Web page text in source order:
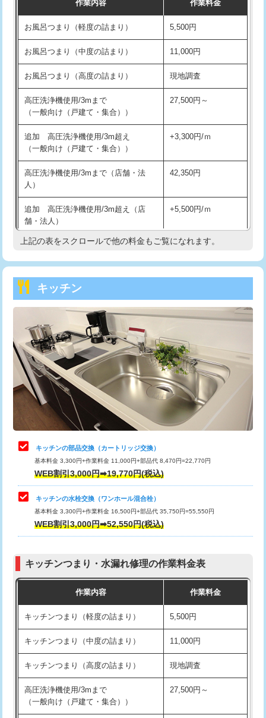
交換・取付（温水洗浄便座） 16,500円+材料費
交換・取付(単水栓（壁付・デッキ
式）)
13,200円+材料費
交換・取付(混合水栓（壁付・デッキ
式・ワンホール）)
16,500円+材料費
交換・取付(排水栓・排水トラップ
（P/S/ポップアップ））
22,000円+材料費
交換・取付（その他部品） 11,000円+材料費
持込商品取付（単水栓） 13,200円
持込商品取付（混合水栓）
持込商品取付（浄水器・分岐水栓） 16,500円
持込商品取付（温水洗浄便座） 22,000円
持込商品取付（普通便座⇔温水洗浄便
22,000円
給水管工事※（ホール加工)
給水管工事※（バンド止め) 3,300円
給水管工事※（支持金具設置) 5,500円
給水管工事※（保温材使用（バンド止
め込み）)
5,500円
給水管工事※（土の掘削・埋め戻し作
11,000円
給水管工事※（塩ビ管（VP・HI）使
用/3ｍまで)
給水管工事※（塩ビ管（VP・HI）使
用（追加）/3ｍ超え)
給水管工事※（ライニング鋼管・銅
管・ポリ管・HT管使用/3ｍまで)
44,000円
管・ポリ管・HT管使用/3ｍ超え)
排水管工事（土の掘削・埋め戻し作
11,000円~
排水管工事（排水管工事/3ｍまで） 55,000円
排水管工事（追加 排水管工事/3ｍ超
+11,000円
マス交換（土の掘削・埋め戻し作業）
マス交換（深さ50㎝未満）
作業内容 作業料金
お風呂つまり（軽度の詰まり） 5,500円
お風呂つまり（中度の詰まり） 11,000円
お風呂つまり（高度の詰まり） 現地調査
高圧洗浄機使用/3mまで
（一般向け（戸建て・集合））
27,500円～
追加 高圧洗浄機使用/3m超え
（一般向け（戸建て・集合））
+3,300円/ｍ
高圧洗浄機使用/3mまで（店舗・法
人）
42,350円
追加 高圧洗浄機使用/3m超え（店
舗・法人）
+5,500円/ｍ
高度高圧洗浄換 現地調査
トーラー機使用/3mまで
追加トーラー機使用/3m超え +3,300円
カメラ調査 33,000円
桝清掃 8,800円
止水・漏水調査・防水処理・清掃・修
理・調整・分解・加工など（軽作業）
11,000円
止水・漏水調査・防水処理・清掃・修
理・調整・分解・加工など（中作業）
22,000円
止水・漏水調査・防水処理・清掃・修
理・調整・分解・加工など（重作業）
33,000円
お風呂タンク脱着
その他部品の脱着
式・ワンホール）)
交換・取付(排水栓・排水トラップ
22,000円+材料費
持込商品取付（単水栓）
上記の表をスクロールで他の料金もご覧になれます。
キッチン
キッチンの部品交換（カートリッジ交換）
基本料金 3,300円+作業料金 11,000円+部品代 8,470円=22,770円
WEB割引3,000円➡19,770円(税込)
キッチンの水栓交換（ワンホール混合栓）
基本料金 3,300円+作業料金 16,500円+部品代 35,750円=55,550円
WEB割引3,000円➡52,550円(税込)
キッチンつまり・水漏れ修理の作業料金表
作業内容 作業料金
キッチンつまり（軽度の詰まり） 5,500円
キッチンつまり（中度の詰まり） 11,000円
キッチンつまり（高度の詰まり） 現地調査
高圧洗浄機使用/3mまで
（一般向け（戸建て・集合））
27,500円～